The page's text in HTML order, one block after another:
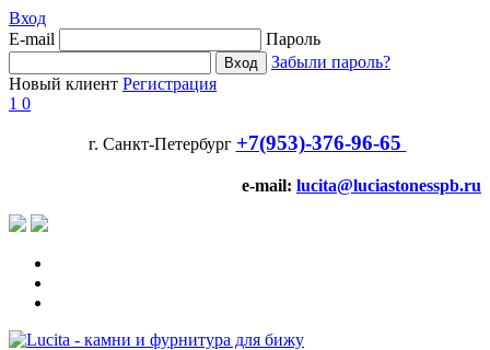
Вход
E-mail
Пароль
Забыли пароль?
Новый клиент Регистрация
1 0
г. Санкт-Петербург +7(953)-376-96-65
e-mail: lucita@luciastonesspb.ru